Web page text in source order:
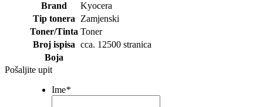
Brand
Kyocera
Tip tonera
Zamjenski
Toner/Tinta Toner
Broj ispisa cca. 12500 stranica
Boja
Pošaljite upit
Ime*